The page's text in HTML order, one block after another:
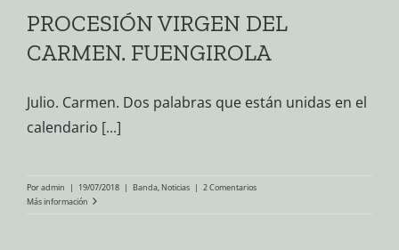
PROCESIÓN VIRGEN DEL
CARMEN. FUENGIROLA
Julio. Carmen. Dos palabras que están unidas en el
calendario [...]
Poradmin | 19/07/2018 | Banda, Noticias | 2 Comentarios
Más información